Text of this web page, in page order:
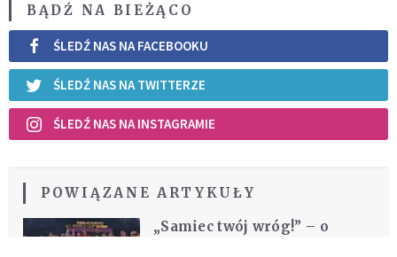
BĄDŹ NA BIEŻĄCO
ŚLEDŹ NAS NA FACEBOOKU
ŚLEDŹ NAS NA TWITTERZE
ŚLEDŹ NAS NA INSTAGRAMIE
POWIĄZANE ARTYKUŁY
„Samiec twój wróg!” – o